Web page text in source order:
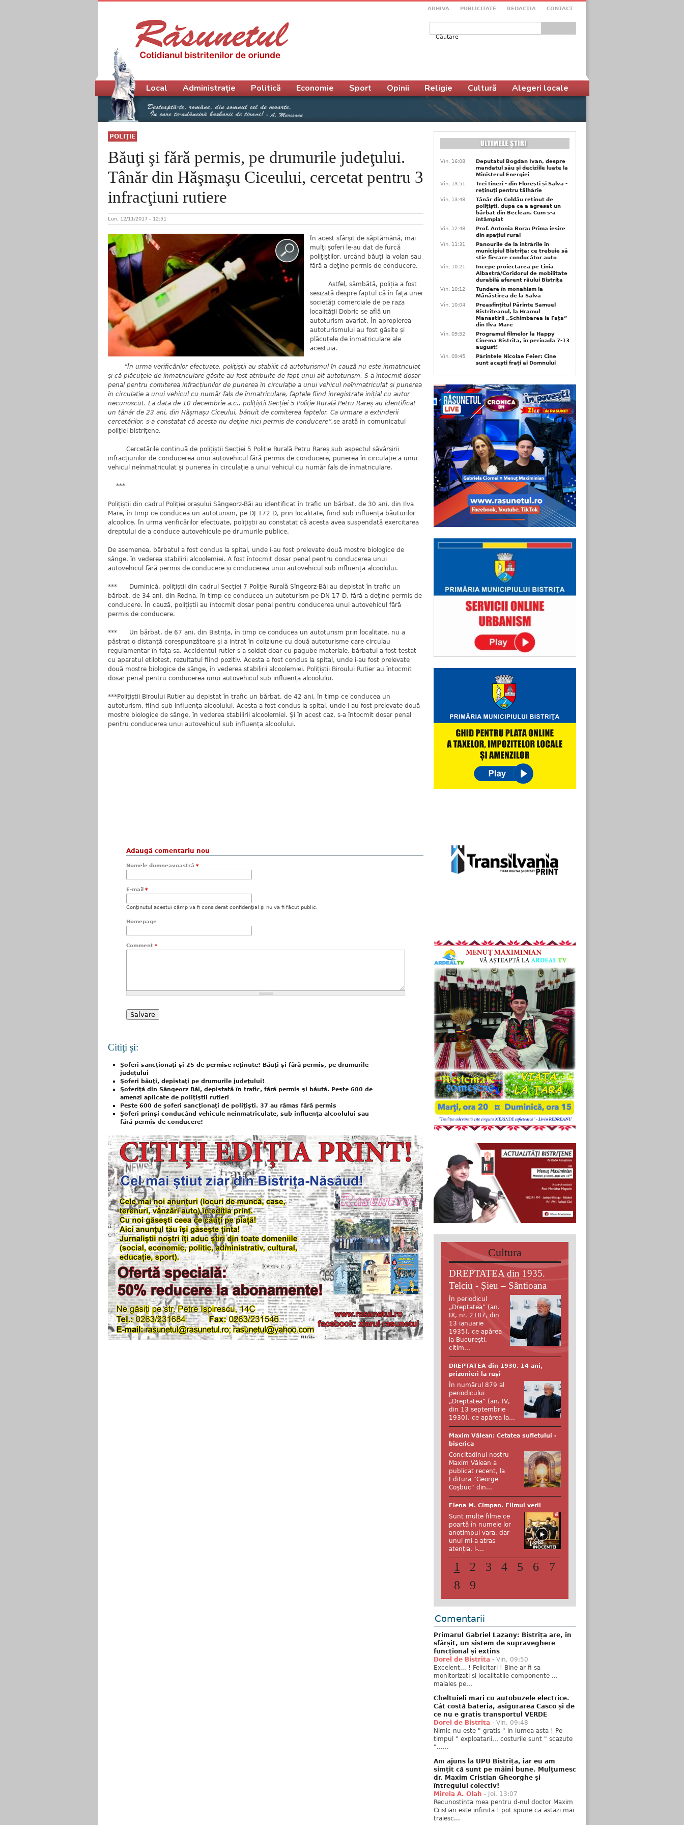
ARHIVA PUBLICITATE REDACŢIA CONTACT
Formular de căutare
POLIŢIE
Băuţi şi fără permis, pe drumurile judeţului.
Tânăr din Hăşmaşu Ciceului, cercetat pentru 3
infracţiuni rutiere
Lun, 12/11/2017 - 12:51
În acest sfârşit de săptămână, mai
mulţi şoferi le-au dat de furcă
poliţiştilor, urcând băuţi la volan sau
fără a deţine permis de conducere.
Astfel, sâmbătă, poliția a fost
sesizată despre faptul că în fața unei
societăți comerciale de pe raza
localității Dobric se află un
autoturism avariat. În apropierea
autoturismului au fost găsite și
plăcuțele de înmatriculare ale
acestuia.
“În urma verificărilor efectuate, polițiștii au stabilit că autoturismul în cauză nu este înmatriculat
și că plăcuțele de înmatriculare găsite au fost atribuite de fapt unui alt autoturism. S-a întocmit dosar
penal pentru comiterea infracțiunilor de punerea în circulație a unui vehicul neînmatriculat și punerea
în circulație a unui vehicul cu număr fals de înmatriculare, faptele fiind înregistrate inițial cu autor
necunoscut. La data de 10 decembrie a.c., polițiștii Secției 5 Poliție Rurală Petru Rareș au identificat
un tânăr de 23 ani, din Hășmașu Ciceului, bănuit de comiterea faptelor. Ca urmare a extinderii
cercetărilor, s-a constatat că acesta nu deține nici permis de conducere”,se arată în comunicatul
poliţiei bistriţene.
Cercetările continuă de polițiștii Secției 5 Poliție Rurală Petru Rareș sub aspectul săvârșirii
infracțiunilor de conducerea unui autovehicul fără permis de conducere, punerea în circulație a unui
vehicul neînmatriculat și punerea în circulație a unui vehicul cu număr fals de înmatriculare.
***
Polițiștii din cadrul Poliției orașului Sângeorz-Băi au identificat în trafic un bărbat, de 30 ani, din Ilva
Mare, în timp ce conducea un autoturism, pe DJ 172 D, prin localitate, fiind sub influența băuturilor
alcoolice. În urma verificărilor efectuate, polițiștii au constatat că acesta avea suspendată exercitarea
dreptului de a conduce autovehicule pe drumurile publice.
De asemenea, bărbatul a fost condus la spital, unde i-au fost prelevate două mostre biologice de
sânge, în vederea stabilirii alcoolemiei. A fost întocmit dosar penal pentru conducerea unui
autovehicul fără permis de conducere și conducerea unui autovehicul sub influența alcoolului.
*** Duminică, polițiștii din cadrul Secției 7 Poliție Rurală Sîngeorz-Băi au depistat în trafic un
bărbat, de 34 ani, din Rodna, în timp ce conducea un autoturism pe DN 17 D, fără a deține permis de
conducere. În cauză, polițiștii au întocmit dosar penal pentru conducerea unui autovehicul fără
permis de conducere.
*** Un bărbat, de 67 ani, din Bistrița, în timp ce conducea un autoturism prin localitate, nu a
păstrat o distanță corespunzătoare și a intrat în coliziune cu două autoturisme care circulau
regulamentar în fața sa. Accidentul rutier s-a soldat doar cu pagube materiale. bărbatul a fost testat
cu aparatul etilotest, rezultatul fiind pozitiv. Acesta a fost condus la spital, unde i-au fost prelevate
două mostre biologice de sânge, în vederea stabilirii alcoolemiei. Polițiștii Biroului Rutier au întocmit
dosar penal pentru conducerea unui autovehicul sub influența alcoolului.
***Polițiștii Biroului Rutier au depistat în trafic un bărbat, de 42 ani, în timp ce conducea un
autoturism, fiind sub influența alcoolului. Acesta a fost condus la spital, unde i-au fost prelevate două
mostre biologice de sânge, în vederea stabilirii alcoolemiei. Și în acest caz, s-a întocmit dosar penal
pentru conducerea unui autovehicul sub influența alcoolului.
Adaugă comentariu nou
Numele dumneavoastră *
E-mail *
Conţinutul acestui câmp va fi considerat confidenţial şi nu va fi făcut public.
Homepage
Comment *
Citiţi şi:
Șoferi sancționați și 25 de permise reținute! Băuți și fără permis, pe drumurile
județului
Şoferi băuţi, depistaţi pe drumurile judeţului!
Şoferiţă din Sângeorz Băi, depistată în trafic, fără permis şi băută. Peste 600 de
amenzi aplicate de poliţiştii rutieri
Peste 600 de şoferi sancţionaţi de poliţişti. 37 au rămas fără permis
Şoferi prinşi conducând vehicule neînmatriculate, sub influența alcoolului sau
fără permis de conducere!
Meniu principal
Local Administrație Politică Economie Sport Opinii Religie Cultură Alegeri locale
Vin, 16:08
Deputatul Bogdan Ivan, despre
mandatul său și deciziile luate la
Ministerul Energiei
Vin, 13:51
Trei tineri - din Florești și Salva -
reținuți pentru tâlhărie
Vin, 13:48
Tânăr din Coldău reținut de
polițiști, după ce a agresat un
bărbat din Beclean. Cum s-a
întâmplat
Vin, 12:48
Prof. Antonia Bora: Prima ieșire
din spațiul rural
Vin, 11:31
Panourile de la intrările în
municipiul Bistrița: ce trebuie să
știe fiecare conducător auto
Vin, 10:21
Începe proiectarea pe Linia
Albastră/Coridorul de mobilitate
durabilă aferent râului Bistrița
Vin, 10:12
Tundere în monahism la
Mănăstirea de la Salva
Vin, 10:04
Preasfințitul Părinte Samuel
Bistrițeanul, la Hramul
Mănăstirii „Schimbarea la Față”
din Ilva Mare
Vin, 09:52
Programul filmelor la Happy
Cinema Bistrița, în perioada 7-13
august!
Vin, 09:45
Părintele Nicolae Feier: Cine
sunt acești frați ai Domnului
Cultura
DREPTATEA din 1935.
Telciu - Șieu – Sântioana
În periodicul
„Dreptatea” (an.
IX, nr. 2187, din
13 ianuarie
1935), ce apărea
la București,
citim...
DREPTATEA din 1930. 14 ani,
prizonieri la ruși
În numărul 879 al
periodicului
„Dreptatea” (an. IV,
din 13 septembrie
1930), ce apărea la...
Maxim Vălean: Cetatea sufletului -
biserica
Concitadinul nostru
Maxim Vălean a
publicat recent, la
Editura "George
Coşbuc" din...
Elena M. Cîmpan. Filmul verii
Sunt multe filme ce
poartă în numele lor
anotimpul vara, dar
unul mi-a atras
atenția, l-...
1 2 3 4 5 6
7
8
9
Comentarii
Primarul Gabriel Lazany: Bistrița are, în
sfârșit, un sistem de supraveghere
funcțional și extins
Dorel de Bistrita - Vin, 09:50
Excelent... ! Felicitari ! Bine ar fi sa
monitorizati si localitatile componente ...
maiales pe...
Cheltuieli mari cu autobuzele electrice.
Cât costă bateria, asigurarea Casco și de
ce nu e gratis transportul VERDE
Dorel de Bistrita - Vin, 09:48
Nimic nu este " gratis " in lumea asta ! Pe
timpul " exploatarii... costurile sunt " scazute
"......
Am ajuns la UPU Bistrița, iar eu am
simțit că sunt pe mâini bune. Mulţumesc
dr. Maxim Cristian Gheorghe şi
întregului colectiv!
Mirela A. Olah - Joi, 13:07
Recunostinta mea pentru d-nul doctor Maxim
Cristian este infinita ! pot spune ca astazi mai
traiesc...